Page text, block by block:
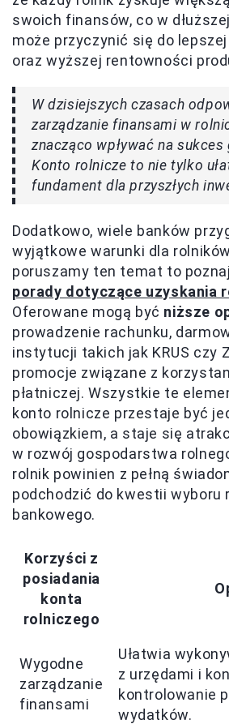
swoich finansów, co w
może przyczynić się do
oraz wyższej rentowności
W dzisiejszych czasach
zarządzanie finansami w
znacząco wpływać na
Konto rolnicze to nie tylko
fundament dla przyszłych
Dodatkowo, wiele banków
wyjątkowe warunki dla
poruszamy ten temat to poznaj
porady dotyczące uzyskania
Oferowane mogą być niższe
prowadzenie rachunku,
instytucji takich jak KRUS czy
promocje związane z
płatniczej. Wszystkie te
konto rolnicze przestaje być
obowiązkiem, a staje się
w rozwój gospodarstwa
rolnik powinien z pełną
podchodzić do kwestii wyboru
bankowego.
Korzyści z
posiadania
konta
rolniczego
Wygodne
zarządzanie
finansami
Ułatwia
z urzędami i
kontrolowanie
wydatków.